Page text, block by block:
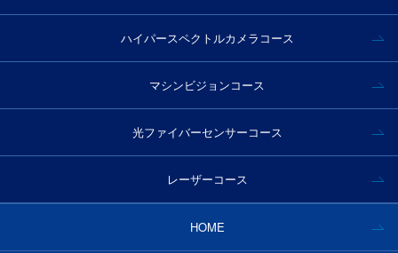
ハイパースペクトルカメラコース
マシンビジョンコース
光ファイバーセンサーコース
レーザーコース
HOME